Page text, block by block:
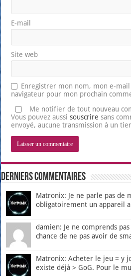
E-mail
Site web
Enregistrer mon nom, mon e-
navigateur pour mon prochain
Me notifier de tout nouveau
Vous pouvez aussisouscrire sans
envoyé, aucune transmission à un
Derniers Commentaires
Matronix: Je ne parle pas de
obligatoirement un appareil
damien: Je ne comprends
chance de ne pas avoir de
Matronix: Acheter le jeu = y
existe déjà > GoG. Pour le